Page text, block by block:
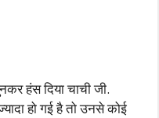
हंस दिया चाची जी.
हो गई है तो उनसे कोई